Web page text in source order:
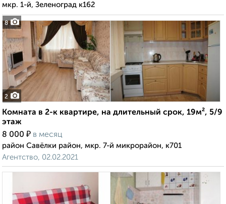
8
мкр. 1-й, Зеленоград к162
2
Комната в 2-к квартире, на длительный срок, 19м², 5/9
этаж
8 000 ₽ в месяц
район Савёлки район, мкр. 7-й микрорайон, к701
Агентство, 02.02.2021